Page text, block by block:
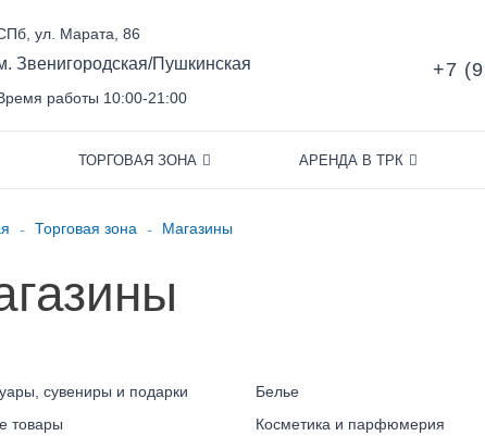
ул. Марата, 86
Звенигородская/Пушкинская
работы 10:00-21:00
+7
ТОРГОВАЯ ЗОНА АРЕНДА В ТРК
- Торговая зона - Магазины
сувениры и подарки Белье
товары
Косметика и парфюмерия